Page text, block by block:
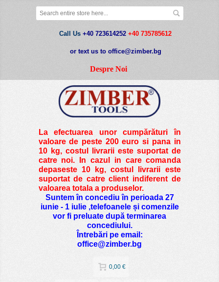
Call Us +40 723614252 +40 735785612
or text us to office@zimber.bg
Despre Noi
La efectuarea unor cumpărături în
valoare de peste200 euro si pana in
10 kg, costul livrarii este suportat de
catre noi. In cazul in care comanda
depaseste 10 kg, costul livrarii este
suportat de catre client indiferent de
valoarea totala a produselor.
Suntem în concediu în perioada 27
iunie - 1 iulie ,telefoanele și comenzile
vor fi preluate după terminarea
concediului.
Întrebări pe email:
office@zimber.bg
0,00 €